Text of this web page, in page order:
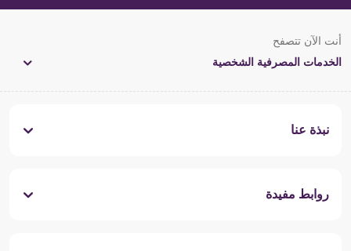
أنت الآن تتصفح
الخدمات المصرفية الشخصية
نبذة عنا
روابط مفيدة